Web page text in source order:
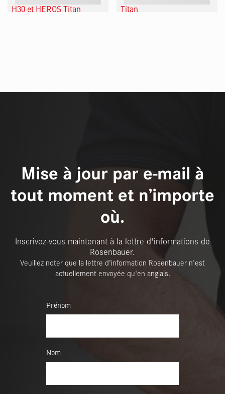
HEROS Titan
Mise à jour par e-mail à
tout moment et n’importe
où.
Inscrivez-vous maintenant à la lettre d'informations de
Rosenbauer.
Veuillez noter que la lettre d'information Rosenbauer n'est
actuellement envoyée qu'en anglais.
Prénom
Nom